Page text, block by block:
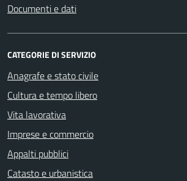
Documenti e dati
CATEGORIE DI SERVIZIO
Anagrafe e stato civile
Cultura e tempo libero
Vita lavorativa
Imprese e commercio
Appalti pubblici
Catasto e urbanistica